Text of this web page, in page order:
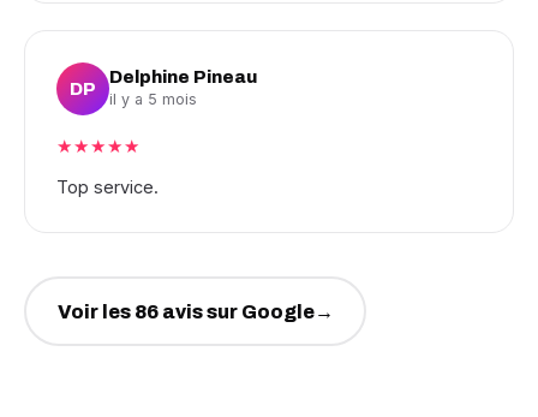
DP
Delphine Pineau
il y a 5 mois
★★★★★
Top service.
Voir les 86 avis sur Google→